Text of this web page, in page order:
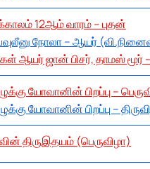
12ஆம் வாரம் – புதன்
நோலா – ஆயர்
ஆயர் ஜான் பிசர், தாமஸ் மூர்
யோவானின் பிறப்பு –
யோவானின் பிறப்பு –
திருஇதயம் (பெருவிழா)